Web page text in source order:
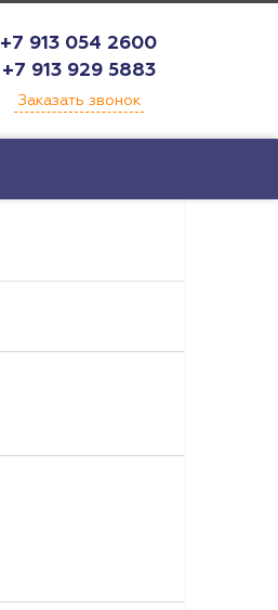
+7 913 054 2600
+7 913 929 5883
Заказать звонок